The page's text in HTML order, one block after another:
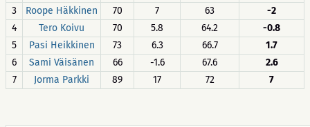
3
Roope Häkkinen 70 7 63
-2
4
Tero Koivu 70 5.8 64.2
-0.8
5
Pasi Heikkinen 73 6.3 66.7
1.7
6
Sami Väisänen 66 -1.6 67.6
2.6
7
Jorma Parkki 89 17 72 7